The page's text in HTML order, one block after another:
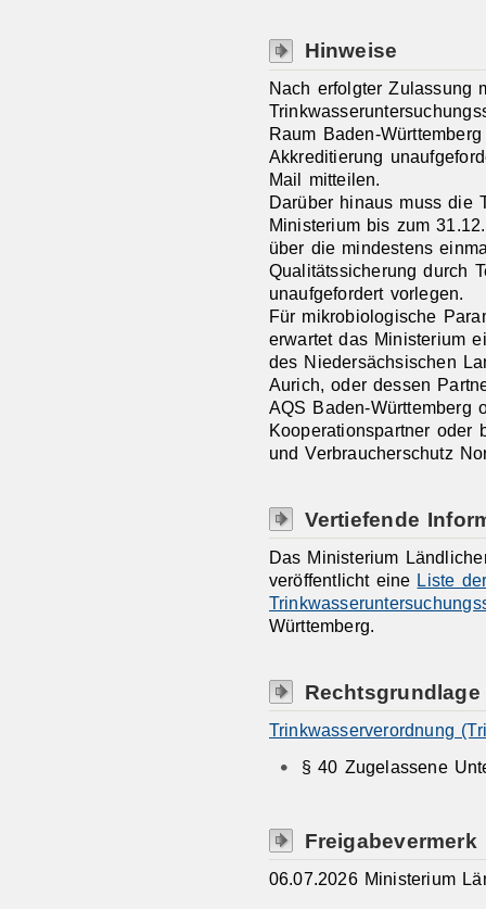
Hinweise
Nach erfolgter Zulassung
Raum Baden-
Akkreditierung
Mail mitteilen.
Darüber hinaus muss die
Ministerium bis zum
über die mindestens
Qualitätssicherung durch
unaufgefordert vorlegen.
Für mikrobiologische
erwartet das Ministerium
des Niedersächsischen
Aurich, oder dessen
AQS Baden-Württemberg
Kooperationspartner oder
und Verbraucherschutz
Vertiefende
Das Ministerium
veröffentlicht eine Liste
Württemberg.
Rechtsgrundlage
Trinkwasserverordnung
§ 40 Zugelassene
Freigabevermerk
06.07.2026 Ministerium